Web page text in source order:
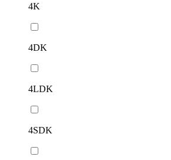
4K
4DK
4LDK
4SDK